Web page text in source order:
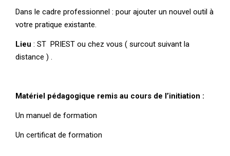
Dans le cadre professionnel : pour ajouter un nouvel outil à
votre pratique existante.
Lieu : ST PRIEST ou chez vous ( surcout suivant la
distance ) .
Matériel pédagogique remis au cours de l’initiation :
Un manuel de formation
Un certificat de formation